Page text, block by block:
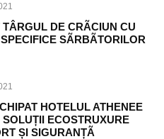
DE CRÃCIUN CU
SÃRBÃTORILOR
HOTELUL ATHENEE
ECOSTRUXURE
ȘI SIGURANȚÃ